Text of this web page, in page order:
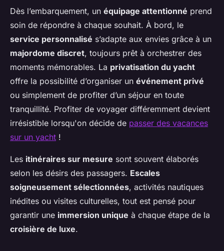
Dès l’embarquement, un équipage attentionné prend
soin de répondre à chaque souhait. À bord, le
service personnalisé s’adapte aux envies grâce à un
majordome discret, toujours prêt à orchestrer des
moments mémorables. La privatisation du yacht
offre la possibilité d’organiser un événement privé
ou simplement de profiter d’un séjour en toute
tranquillité. Profiter de voyager différemment devient
irrésistible lorsqu'on décide de passer des vacances
sur un yacht !
Les itinéraires sur mesure sont souvent élaborés
selon les désirs des passagers. Escales
soigneusement sélectionnées, activités nautiques
inédites ou visites culturelles, tout est pensé pour
garantir une immersion unique à chaque étape de la
croisière de luxe.